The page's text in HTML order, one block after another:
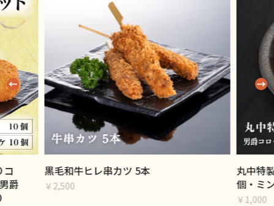
コ
爵
黒毛和牛ヒレ串カツ 5本
￥2,500
丸中特
個・ミ
￥1,000